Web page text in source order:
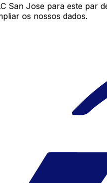
San Jose para este par
os nossos dados.